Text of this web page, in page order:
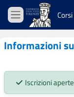
Vai al contenuto
Pannello laterale
Corsi
Informazioni
Stato iscrizioni:
Iscrizioni aperte